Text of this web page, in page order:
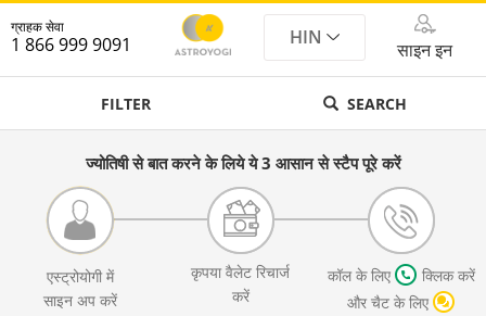
ग्राहक सेवा
1 866 999 9091 HIN
साइन इन
FILTER SEARCH
ज्योतिषी से बात करने के लिये ये 3 आसान से स्टैप पूरे करें
एस्ट्रोयोगी में
साइन अप करें
कृपया वैलेट रिचार्ज
करें
कॉल के लिए
क्लिक करें
और चैट के लिए